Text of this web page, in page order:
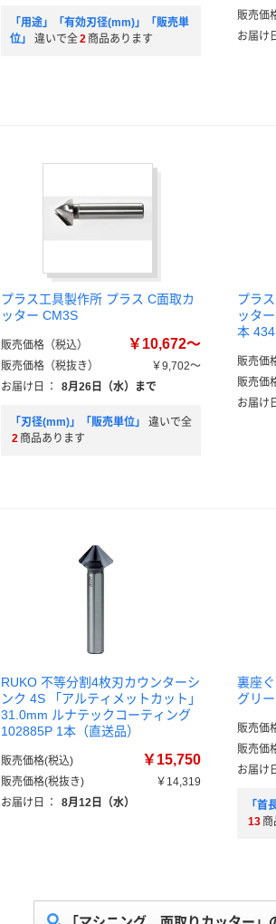
「用途」「有効刃径(mm)」「販売単
位」
違いで全2 商品あります
販売価
お届け
プラス工具製作所 プラス C面取カ
ッター CM3S
販売価格（税込） ￥10,672～
販売価格（税抜き）
￥9,702～
お届け日
： 8月26日（水）まで
「刃径(mm)」「販売単位」
違いで全
2 商品あります
プラ
ッタ
本
販売価
販売価
お届け
RUKO 不等分割4枚刃カウンターシ
ンク 4S 「アルティメットカット」
31.0mm ルナテックコーティング
102885P 1本（直送品）
販売価格(税込) ￥15,750
販売価格(税抜き)
￥14,319
お届け日
： 8月12日（水）
裏座
グリー
販売価
販売価
お届け
「首
13 商